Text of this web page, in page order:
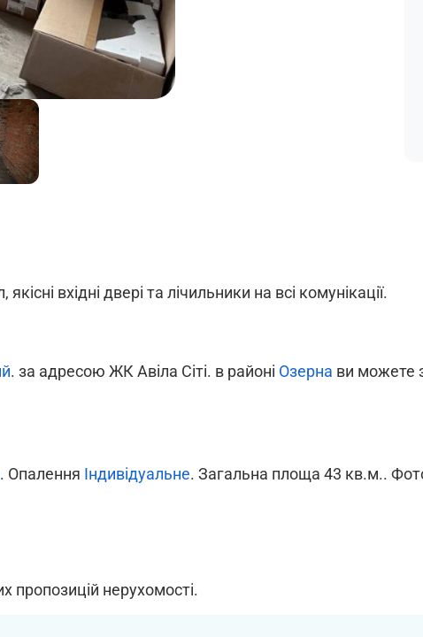
вхідні двері та лічильники на всі комунікації.
. за адресою ЖК Авіла Сіті. в районі Озерна ви можете
. Опалення Індивідуальне. Загальна площа 43 кв.м..
пропозицій нерухомості.